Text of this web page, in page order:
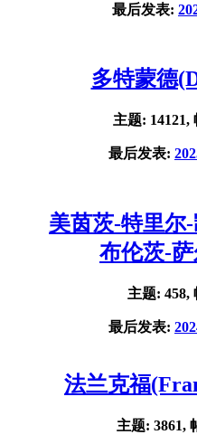
最后发表:
多特蒙德
主题: 14121,
最后发表:
美茵茨-特里尔
布伦茨-
主题: 458,
最后发表:
法兰克福
主题: 3861,